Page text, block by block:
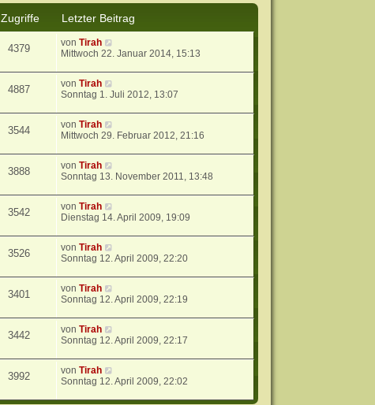
Zugriffe
Letzter Beitrag
4379 vonTirah
Mittwoch 22. Januar 2014, 15:13
4887 vonTirah
Sonntag 1. Juli 2012, 13:07
3544 vonTirah
Mittwoch 29. Februar 2012, 21:16
3888 vonTirah
Sonntag 13. November 2011, 13:48
3542 vonTirah
Dienstag 14. April 2009, 19:09
3526 vonTirah
Sonntag 12. April 2009, 22:20
3401 vonTirah
Sonntag 12. April 2009, 22:19
3442 vonTirah
Sonntag 12. April 2009, 22:17
3992 vonTirah
Sonntag 12. April 2009, 22:02